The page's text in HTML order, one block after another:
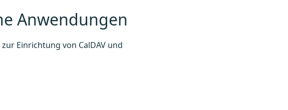
Anwendungen
Einrichtung von CalDAV und